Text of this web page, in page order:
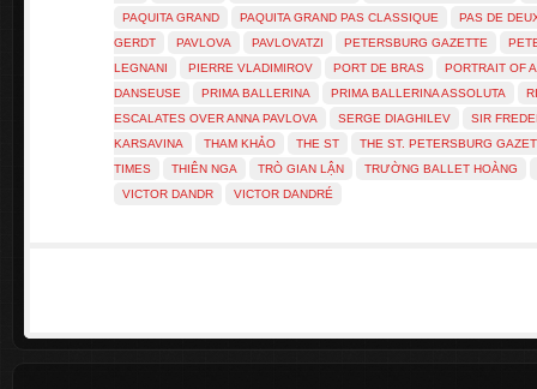
PAQUITA GRAND
PAQUITA GRAND PAS CLASSIQUE
PAS DE
GERDT
PAVLOVA PAVLOVATZI PETERSBURG GAZETTE
LEGNANI
PIERRE VLADIMIROV PORT DE BRAS
PORTRAIT OF
DANSEUSE
PRIMA BALLERINA PRIMA BALLERINA ASSOLUTA
ESCALATES OVER ANNA PAVLOVA
SERGE DIAGHILEV
SIR
KARSAVINA
THAM KHẢO THE ST
THE ST. PETERSBURG
TIMES
THIÊN NGA TRÒ GIAN LẬN
TRƯỜNG BALLET HOÀNG
VICTOR DANDR
VICTOR DANDRÉ